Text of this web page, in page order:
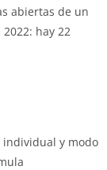
abiertas de un
hay 22
individual y modo